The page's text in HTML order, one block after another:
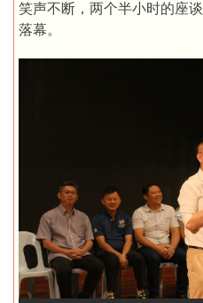
笑声不断，两个半小时的座
落幕。